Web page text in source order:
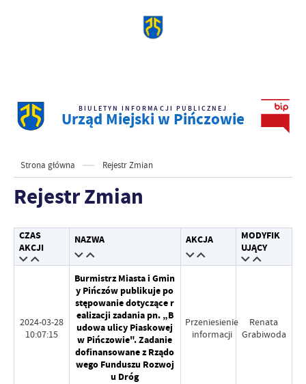
BIULETYN INFORMACJI PUBLICZNEJ
Urząd Miejski w Pińczowie
Strona główna Rejestr Zmian
Rejestr Zmian
CZAS
AKCJI
NAZWA AKCJA
MODYFIK
UJĄCY
2024-03-28
10:07:15
Burmistrz Miasta i Gmin
y Pińczów publikuje po
stępowanie dotyczące r
ealizacji zadania pn. „B
udowa ulicy Piaskowej
w Pińczowie". Zadanie
dofinansowane z Rządo
wego Funduszu Rozwoj
u Dróg
Przeniesienie
informacji
Renata
Grabiwoda